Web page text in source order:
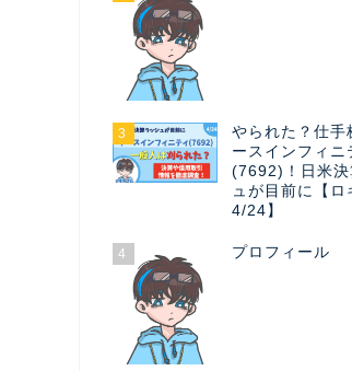
3
やられた？仕手
ースインフィニ
(7692)！日米決
ュが目前に【ロ
4/24】
4 プロフィール